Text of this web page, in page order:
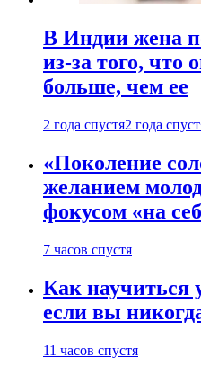
В Индии жена
из-за того,
больше, чем ее
2 года спустя2 года
«Поколение
желанием
фокусом «на
7 часов спустя
Как научиться
если вы
11 часов спустя